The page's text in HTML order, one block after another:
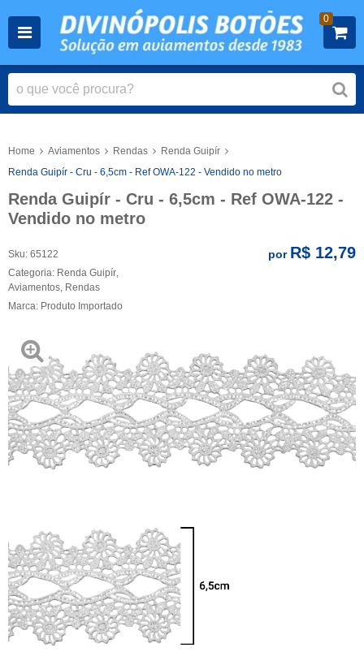
0
Home Aviamentos Rendas
Renda Guipír
Renda Guipír - Cru - 6,5cm - Ref OWA-122 - Vendido no metro
Renda Guipír - Cru - 6,5cm - Ref OWA-122 -
Vendido no metro
Sku: 65122
Categoria: Renda Guipír
Aviamentos Rendas
Marca: Produto Importado
por R$ 12,79